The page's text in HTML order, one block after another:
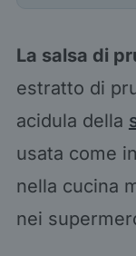
La salsa di
estratto di
acidula della
usata come
nella cucina
nei